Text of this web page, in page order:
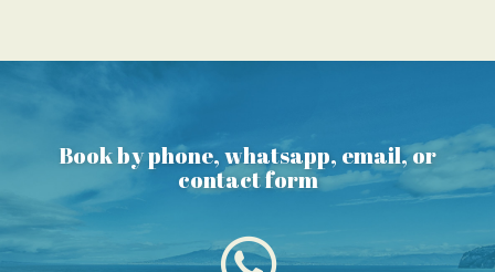
Book by phone, whatsapp, email, or
contact form